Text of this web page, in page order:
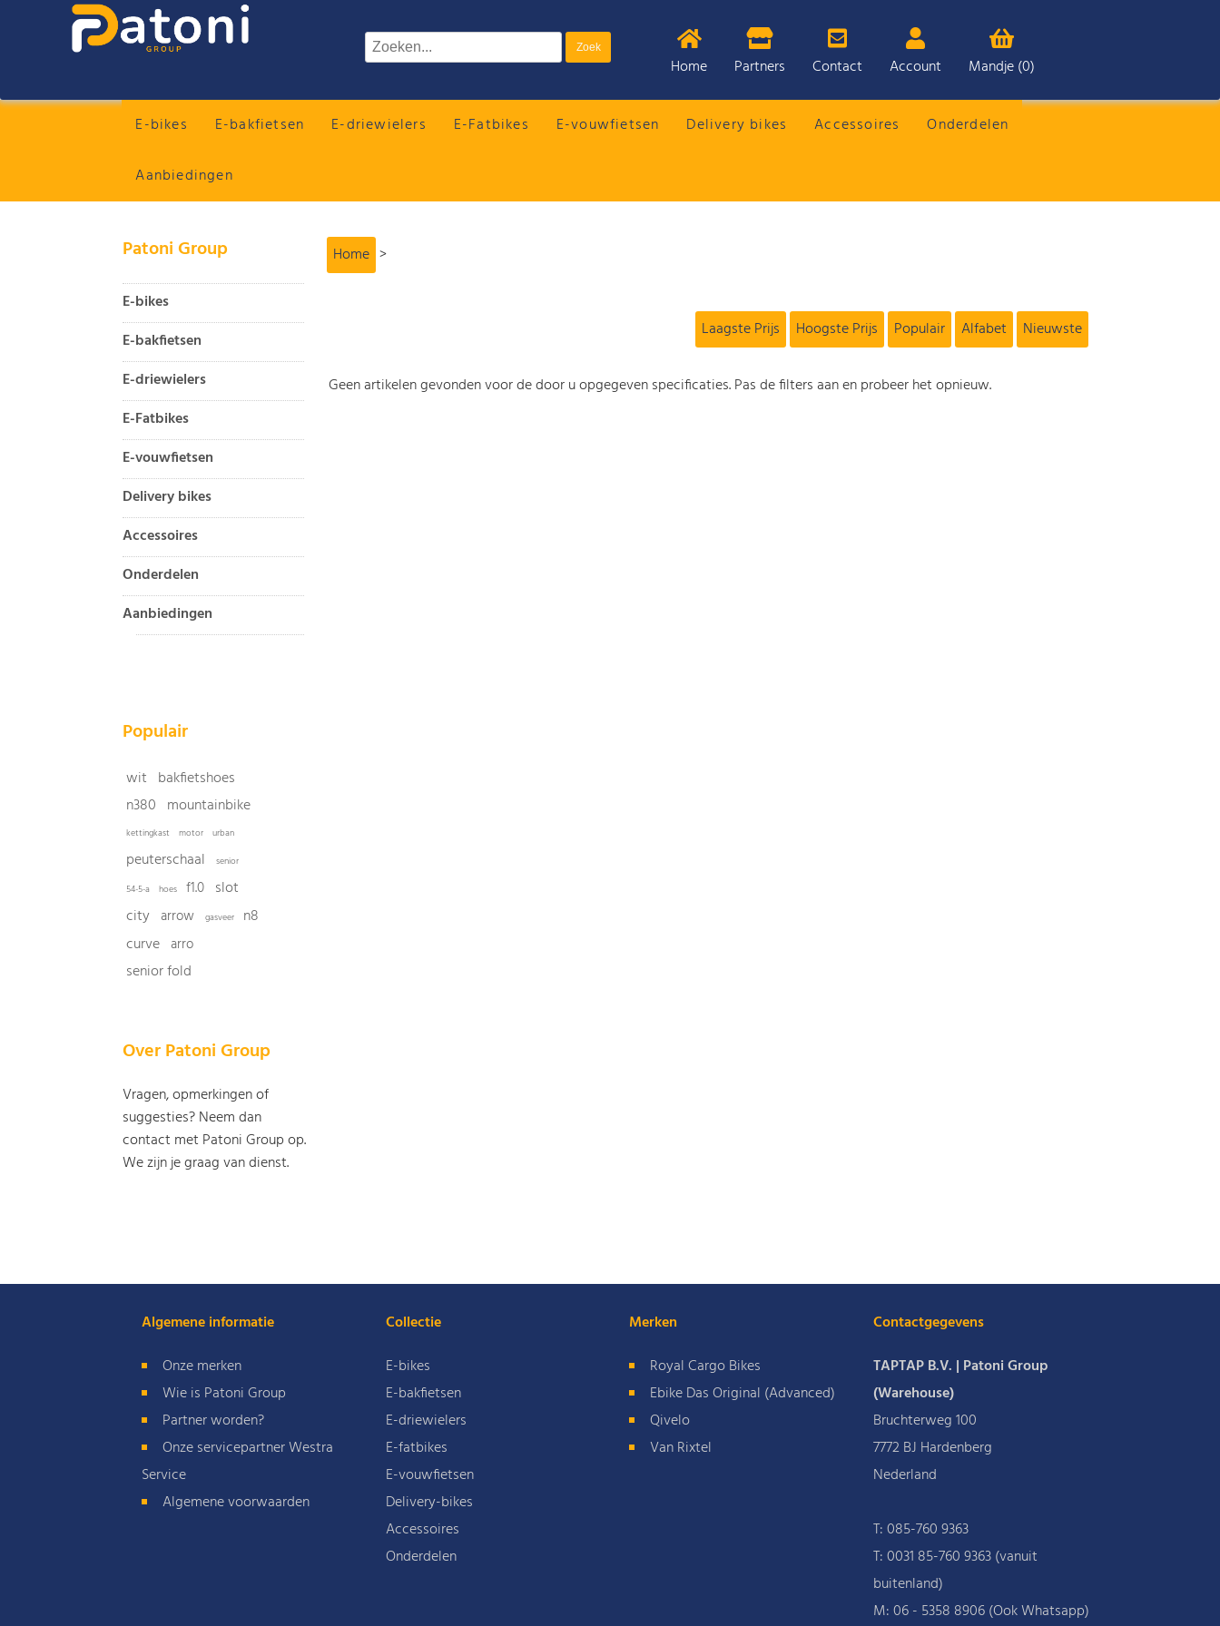
Home Partners Contact Account Mandje (0)
E-bikes E-bakfietsen E-driewielers E-Fatbikes E-vouwfietsen Delivery bikes Accessoires Onderdelen
Aanbiedingen
Patoni Group
E-bikes
E-bakfietsen
E-driewielers
E-Fatbikes
E-vouwfietsen
Delivery bikes
Accessoires
Onderdelen
Aanbiedingen
Populair
wit bakfietshoes
n380 mountainbike
kettingkast motor urban
peuterschaal
senior
54-5-a
hoes f1.0 slot
city arrow gasveer
n8
curve arro
senior fold
Over Patoni Group
Vragen, opmerkingen of
suggesties? Neem dan
contact met Patoni Group op.
We zijn je graag van dienst.
Home >
Laagste Prijs Hoogste Prijs Populair Alfabet Nieuwste
Geen artikelen gevonden voor de door u opgegeven specificaties. Pas de filters aan en probeer het opnieuw.
Algemene informatie
Onze merken
Wie is Patoni Group
Partner worden?
Onze servicepartner Westra
Service
Algemene voorwaarden
Collectie
E-bikes
E-bakfietsen
E-driewielers
E-fatbikes
E-vouwfietsen
Delivery-bikes
Accessoires
Onderdelen
Merken
Royal Cargo Bikes
Ebike Das Original (Advanced)
Qivelo
Van Rixtel
Contactgegevens
TAPTAP B.V. | Patoni Group
(Warehouse)
Bruchterweg 100
7772 BJ Hardenberg
Nederland
T:085-760 9363
T:0031 85-760 9363 (vanuit
buitenland)
M:06 - 5358 8906 (Ook Whatsapp)